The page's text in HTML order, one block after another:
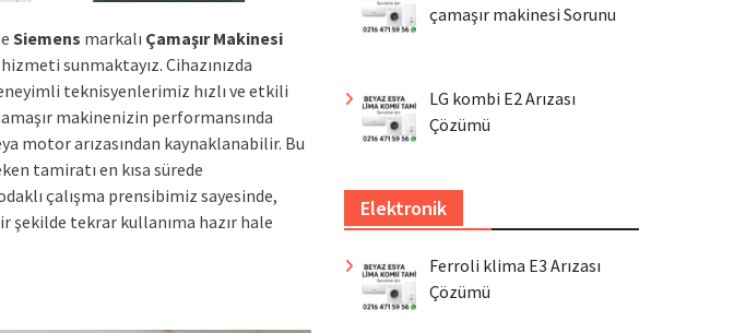
Siemens markalı Çamaşır Makinesi
sunmaktayız. Cihazınızda
teknisyenlerimiz hızlı ve etkili
makinenizin performansında
motor arızasından kaynaklanabilir. Bu
tamiratı en kısa sürede
çalışma prensibimiz sayesinde,
şekilde tekrar kullanıma hazır hale
çamaşır makinesi Sorunu
LG kombi E2 Arızası
Çözümü
Elektronik
Ferroli klima E3 Arızası
Çözümü